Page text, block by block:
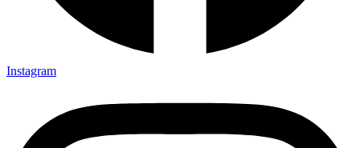
Instagram